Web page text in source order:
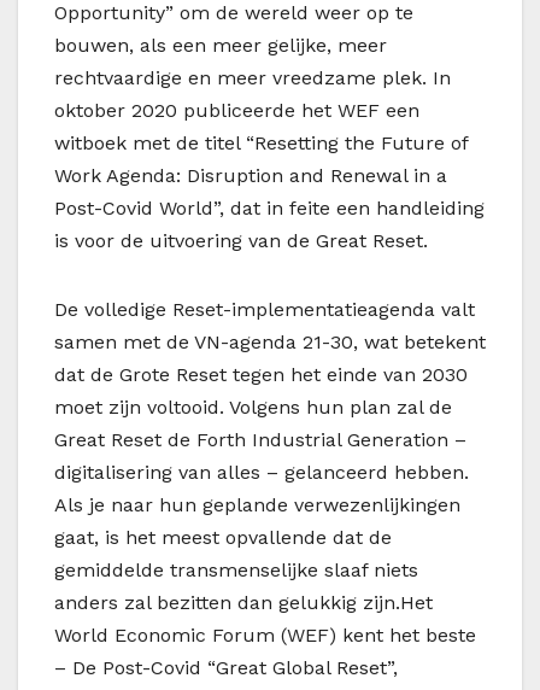
Opportunity” om de wereld weer op te
bouwen, als een meer gelijke, meer
rechtvaardige en meer vreedzame plek. In
oktober 2020 publiceerde het WEF een
witboek met de titel “Resetting the Future of
Work Agenda: Disruption and Renewal in a
Post-Covid World”, dat in feite een handleiding
is voor de uitvoering van de Great Reset.
De volledige Reset-implementatieagenda valt
samen met de VN-agenda 21-30, wat betekent
dat de Grote Reset tegen het einde van 2030
moet zijn voltooid. Volgens hun plan zal de
Great Reset de Forth Industrial Generation –
digitalisering van alles – gelanceerd hebben.
Als je naar hun geplande verwezenlijkingen
gaat, is het meest opvallende dat de
gemiddelde transmenselijke slaaf niets
anders zal bezitten dan gelukkig zijn.Het
World Economic Forum (WEF) kent het beste
– De Post-Covid “Great Global Reset”,